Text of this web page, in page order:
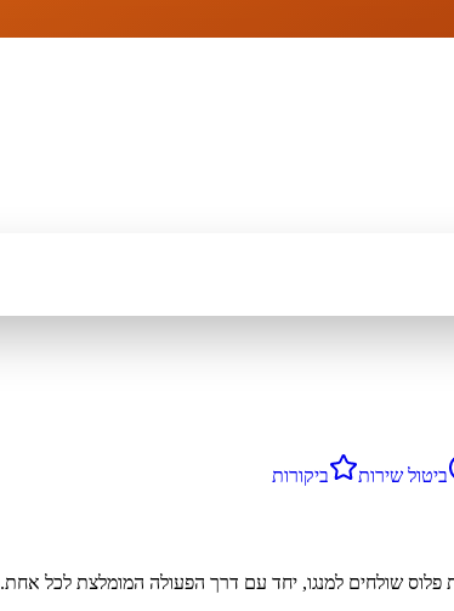
ביטול שירות ביקורות
פלוס שולחים למנגו, יחד עם דרך הפעולה המומלצת לכל אחת.